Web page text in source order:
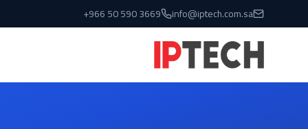
انتقل إلى المحتوى الرئيسي
info@iptech.com.sa
+966 50 590 3669